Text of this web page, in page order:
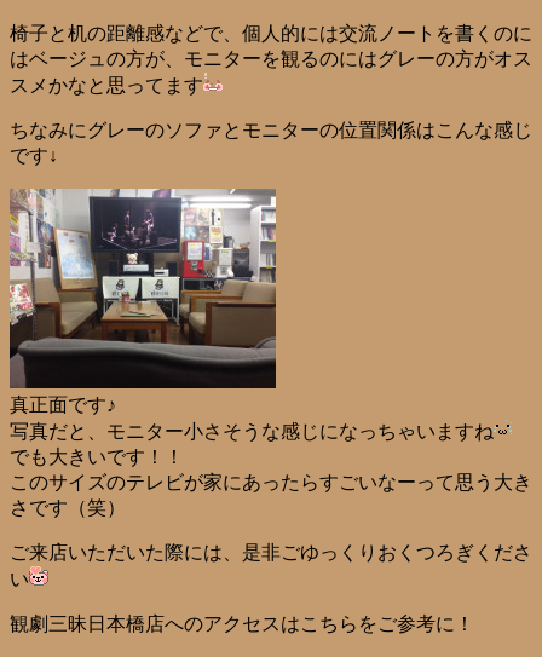
椅子と机の距離感などで、個人的には交流ノートを書くのに
はベージュの方が、モニターを観るのにはグレーの方がオス
スメかなと思ってます
ちなみにグレーのソファとモニターの位置関係はこんな感じ
です↓
真正面です♪
写真だと、モニター小さそうな感じになっちゃいますね
でも大きいです！！
このサイズのテレビが家にあったらすごいなーって思う大き
さです（笑）
ご来店いただいた際には、是非ごゆっくりおくつろぎくださ
い
観劇三昧日本橋店へのアクセスはこちらをご参考に！